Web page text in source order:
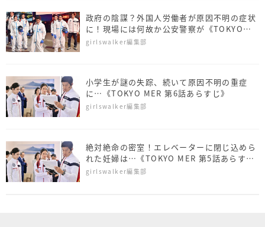
政府の陰謀？外国人労働者が原因不明の症状
に！現場には何故か公安警察が《TOKYO
MER 第7話あらすじ》
girlswalker編集部
小学生が謎の失踪、続いて原因不明の重症
に…《TOKYO MER 第6話あらすじ》
girlswalker編集部
絶対絶命の密室！エレベーターに閉じ込めら
れた妊婦は…《TOKYO MER 第5話あらす
じ》
girlswalker編集部